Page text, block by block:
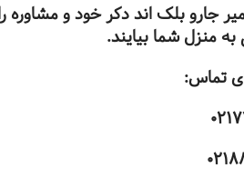
جارو بلک اند دکر خود و مشاوره
منزل شما بیایند.
تماس: